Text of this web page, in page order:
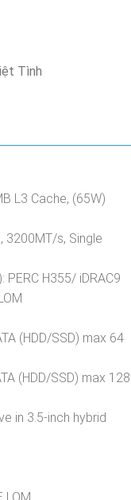
Tình
L3 Cache, (65W)
3200MT/s, Single
PERC H355/ iDRAC9
(HDD/SSD) max 64
(HDD/SSD) max 128
in 3.5-inch hybrid
LOM